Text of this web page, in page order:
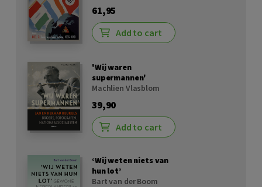
61,95
Add to cart
'Wij waren
supermannen'
Machlien Vlasblom
39,90
Add to cart
‘Wij weten niets van
hun lot’
Bart van der Boom